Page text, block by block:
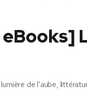
de l’aube,